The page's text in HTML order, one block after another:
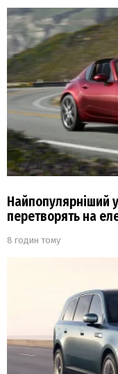
Найпопулярніший
перетворять на
8 годин тому